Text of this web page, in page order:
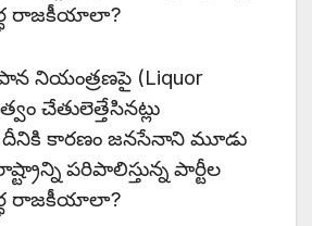
రాజకీయాలా?
నియంత్రణపై (Liquor
చేతులెత్తేసినట్లు
దీనికి కారణం జనసేనాని మూడు
పరిపాలిస్తున్న పార్టీల
రాజకీయాలా?